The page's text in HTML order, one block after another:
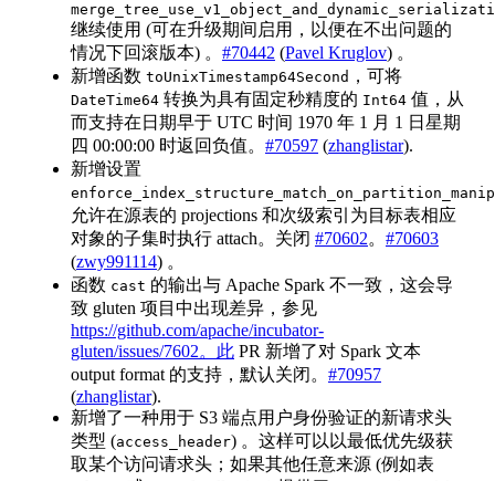
继续使用 (可在升级期间启用，以便在不出问题的
情况下回滚版本) 。 #70442 (Pavel Kruglov) 。
新增函数 toUnixTimestamp64Second ，可将
DateTime64 转换为具有固定秒精度的 Int64 值，从
而支持在日期早于 UTC 时间 1970 年 1 月 1 日星期
四 00:00:00 时返回负值。 #70597 (zhanglistar).
新增设置
允许在源表的 projections 和次级索引为目标表相应
对象的子集时执行 attach。关闭 #70602。 #70603
(zwy991114) 。
函数 cast 的输出与 Apache Spark 不一致，这会导
致 gluten 项目中出现差异，参见
https://github.com/apache/incubator-
gluten/issues/7602。此 PR 新增了对 Spark 文本
output format 的支持，默认关闭。 #70957
(zhanglistar).
新增了一种用于 S3 端点用户身份验证的新请求头
类型 (access_header) 。这样可以以最低优先级获
取某个访问请求头；如果其他任意来源 (例如表